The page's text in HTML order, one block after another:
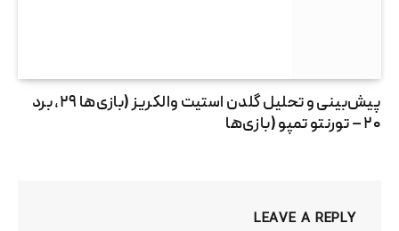
پیش‌بینی و تحلیل گلدن استیت والکریز (بازی‌ها ۲۹، برد
۲۰ – تورنتو تمپو (بازی‌ها
LEAVE A REPLY